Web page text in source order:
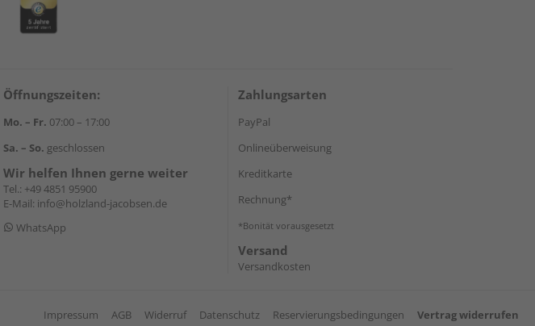
Öffnungszeiten:
Mo. – Fr. 07:00 – 17:00
Sa. – So. geschlossen
Wir helfen Ihnen gerne weiter
Tel.: +49 4851 95900
E-Mail: info@holzland-jacobsen.de
WhatsApp
Zahlungsarten
PayPal
Onlineüberweisung
Kreditkarte
Rechnung*
*Bonität vorausgesetzt
Versand
Versandkosten
Impressum AGB Widerruf Datenschutz Reservierungsbedingungen Vertrag widerrufen